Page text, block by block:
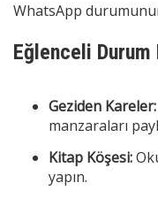
WhatsApp
Eğlenceli
Geziden Kareler:
manzaraları
Kitap Köşesi:
yapın.